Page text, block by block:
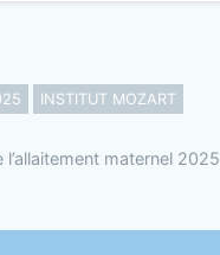
INSTITUT MOZART
maternel 2025